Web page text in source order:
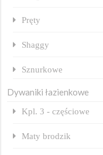
Pręty
Shaggy
Sznurkowe
Dywaniki łazienkowe
Kpl. 3 - częściowe
Maty brodzik